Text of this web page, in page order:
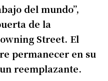
del mundo”,
de la
Street. El
permanecer en su
reemplazante.